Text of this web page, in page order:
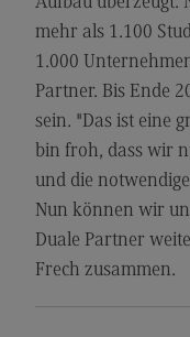
Integrated
Integrated
Modulangebot
Kontakt
Intensive Care
mehr als 1.100
1.000
Partner. Bis Ende
sein. "Das ist eine
bin froh, dass wir
und die
Nun können wir
Duale Partner
Frech zusammen.